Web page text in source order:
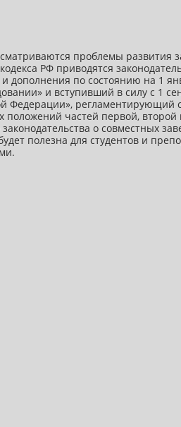
проблемы развития
РФ приводятся
по состоянию на 1
и вступивший в силу с 1
регламентирующий
частей первой,
о совместных
полезна для студентов и